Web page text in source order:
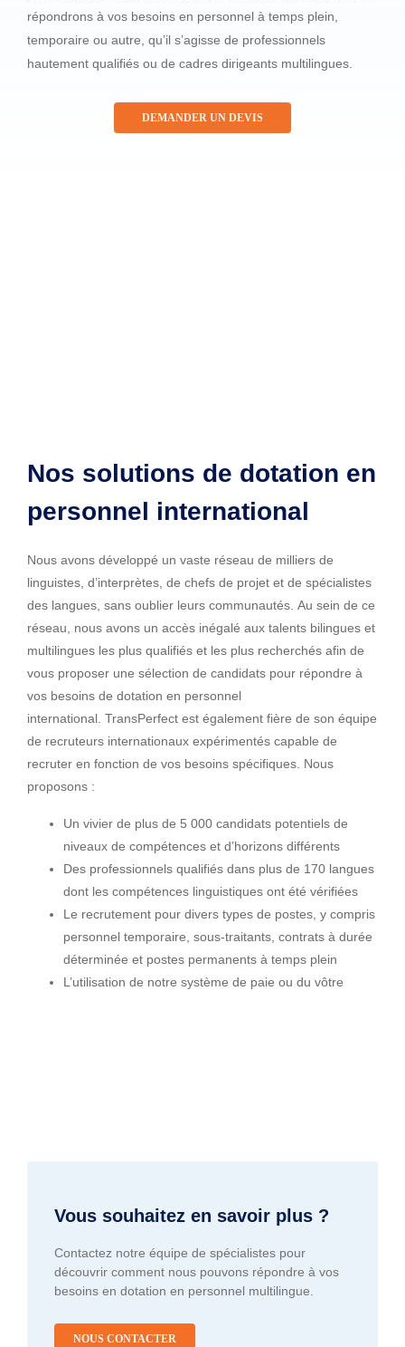
répondrons à vos besoins en personnel à temps plein,
temporaire ou autre, qu’il s’agisse de professionnels
hautement qualifiés ou de cadres dirigeants multilingues.
DEMANDER UN DEVIS
Nos solutions de dotation en
personnel international
Nous avons développé un vaste réseau de milliers de
linguistes, d’interprètes, de chefs de projet et de spécialistes
des langues, sans oublier leurs communautés. Au sein de ce
réseau, nous avons un accès inégalé aux talents bilingues et
multilingues les plus qualifiés et les plus recherchés afin de
vous proposer une sélection de candidats pour répondre à
vos besoins de dotation en personnel
international. TransPerfect est également fière de son équipe
de recruteurs internationaux expérimentés capable de
recruter en fonction de vos besoins spécifiques. Nous
proposons :
Un vivier de plus de 5 000 candidats potentiels de
niveaux de compétences et d’horizons différents
Des professionnels qualifiés dans plus de 170 langues
dont les compétences linguistiques ont été vérifiées
Le recrutement pour divers types de postes, y compris
personnel temporaire, sous-traitants, contrats à durée
déterminée et postes permanents à temps plein
L’utilisation de notre système de paie ou du vôtre
Vous souhaitez en savoir plus ?
Contactez notre équipe de spécialistes pour
découvrir comment nous pouvons répondre à vos
besoins en dotation en personnel multilingue.
NOUS CONTACTER